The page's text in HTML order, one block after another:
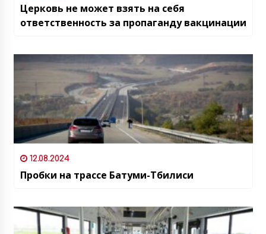
Церковь не может взять на себя
ответственность за пропаганду вакцинации
12.08.2024
Пробки на трассе Батуми-Тбилиси